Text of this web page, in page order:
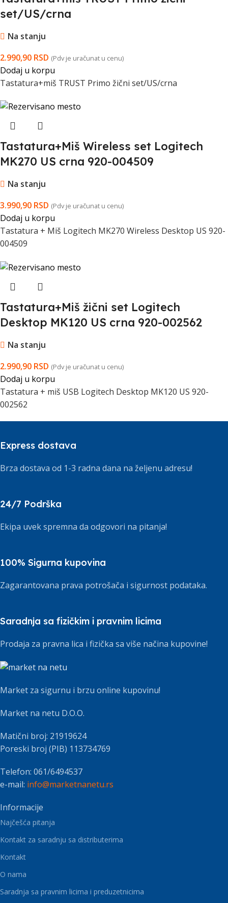
set/US/crna
Na stanju
2.990,90 RSD (Pdv je uračunat u cenu)
Dodaj u korpu
Tastatura+miš TRUST Primo žični set/US/crna
Tastatura+Miš Wireless set Logitech
MK270 US crna 920-004509
Na stanju
3.990,90 RSD (Pdv je uračunat u cenu)
Dodaj u korpu
Tastatura + Miš Logitech MK270 Wireless Desktop US 920-
004509
Tastatura+Miš žični set Logitech
Desktop MK120 US crna 920-002562
Na stanju
2.990,90 RSD (Pdv je uračunat u cenu)
Dodaj u korpu
Tastatura + miš USB Logitech Desktop MK120 US 920-
002562
Express dostava
Brza dostava od 1-3 radna dana na željenu adresu!
24/7 Podrška
Ekipa uvek spremna da odgovori na pitanja!
100% Sigurna kupovina
Zagarantovana prava potrošača i sigurnost podataka.
Saradnja sa fizičkim i pravnim licima
Prodaja za pravna lica i fizička sa više načina kupovine!
Market za sigurnu i brzu online kupovinu!
Market na netu D.O.O.
Matični broj: 21919624
Poreski broj (PIB) 113734769
Telefon: 061/6494537
e-mail: info@marketnanetu.rs
Informacije
Najčešća pitanja
Kontakt za saradnju sa distributerima
Kontakt
O nama
Saradnja sa pravnim licima i preduzetnicima